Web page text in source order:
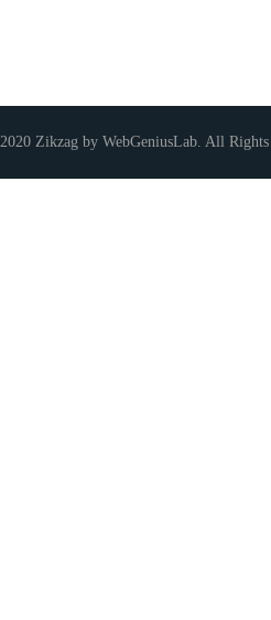
Zikzag by WebGeniusLab. All Rights